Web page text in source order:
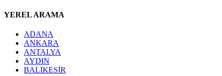
YEREL ARAMA
ADANA
ANKARA
ANTALYA
AYDIN
BALIKESİR